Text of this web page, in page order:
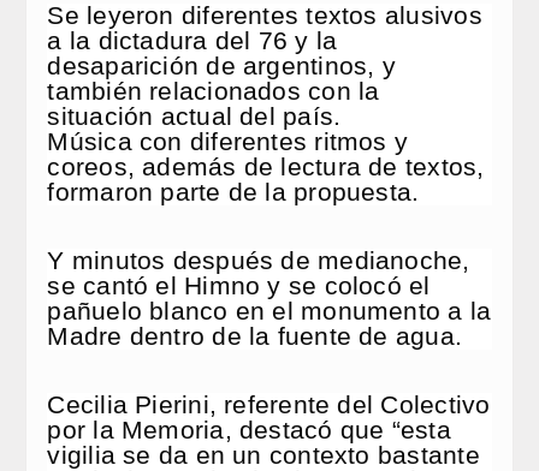
Se leyeron diferentes textos alusivos
a la dictadura del 76 y la
desaparición de argentinos, y
también relacionados con la
situación actual del país.
Música con diferentes ritmos y
coreos, además de lectura de textos,
formaron parte de la propuesta.
Y minutos después de medianoche,
se cantó el Himno y se colocó el
pañuelo blanco en el monumento a la
Madre dentro de la fuente de agua.
Cecilia Pierini, referente del Colectivo
por la Memoria, destacó que “esta
vigilia se da en un contexto bastante